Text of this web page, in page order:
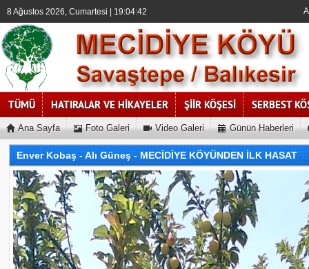
8 Ağustos 2026, Cumartesi | 19:04:43
TÜMÜ HATIRALAR VE HİKAYELER ŞİİR KÖŞESİ SERBEST
Ana Sayfa Foto Galeri Video Galeri Günün Haberleri
Enver Kobaş - Alı Güneş - MECİDİYE KÖYÜNDEN İLK HASAT